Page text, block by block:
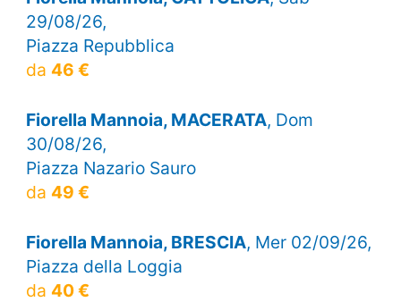
29/08/26,
Piazza Repubblica
da 46 €
Fiorella Mannoia, MACERATA, Dom
30/08/26,
Piazza Nazario Sauro
da 49 €
Fiorella Mannoia, BRESCIA, Mer 02/09/26,
Piazza della Loggia
da 40 €